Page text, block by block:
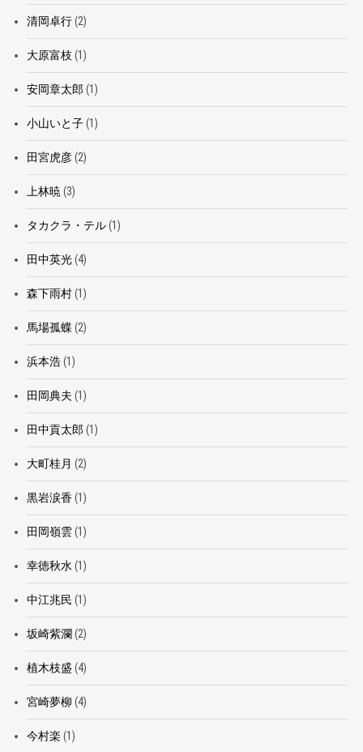
清岡卓行(2)
大原富枝 (1)
安岡章太郎 (1)
小山いと子(1)
田宮虎彦(2)
上林暁 (3)
タカクラ・テル(1)
田中英光(4)
森下雨村(1)
馬場孤蝶 (2)
浜本浩(1)
田岡典夫 (1)
田中貢太郎 (1)
大町桂月 (2)
黒岩涙香(1)
田岡嶺雲(1)
幸徳秋水 (1)
中江兆民 (1)
坂崎紫瀾 (2)
植木枝盛 (4)
宮崎夢柳 (4)
今村楽 (1)